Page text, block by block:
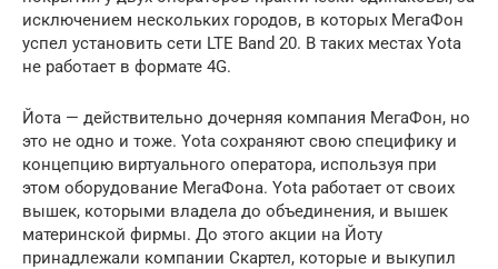
исключением нескольких городов, в которых МегаФон
успел установить сети LTE Band 20. В таких местах Yota
не работает в формате 4G.
Йота — действительно дочерняя компания МегаФон, но
это не одно и тоже. Yota сохраняют свою специфику и
концепцию виртуального оператора, используя при
этом оборудование МегаФона. Yota работает от своих
вышек, которыми владела до объединения, и вышек
материнской фирмы. До этого акции на Йоту
принадлежали компании Скартел, которые и выкупил